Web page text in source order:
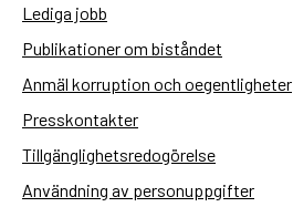
Lediga jobb
Publikationer om biståndet
Anmäl korruption och oegentligheter
Presskontakter
Tillgänglighetsredogörelse
Användning av personuppgifter